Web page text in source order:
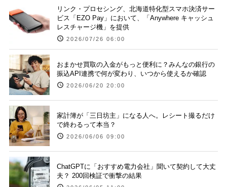
リンク・プロセシング、北海道特化型スマホ決済サー
ビス「EZO Pay」において、「Anywhere キャッシュ
レスチャージ機」を提供
2026/07/26 06:00
おまかせ買取の入金がもっと便利に？みんなの銀行の
振込API連携で何が変わり、いつから使えるか確認
2026/06/20 20:00
家計簿が「三日坊主」になる人へ。レシート撮るだけ
で終わるって本当？
2026/06/06 09:00
ChatGPTに「おすすめ電力会社」聞いて契約して大丈
夫？ 200回検証で衝撃の結果